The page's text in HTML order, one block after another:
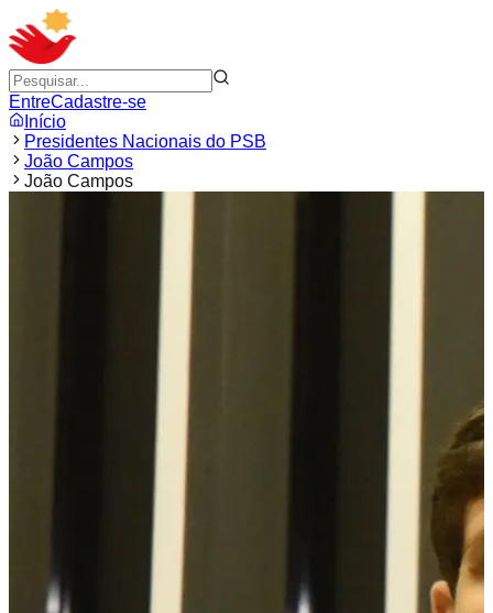
EntreCadastre-se
Início
Presidentes Nacionais do PSB
João Campos
João Campos